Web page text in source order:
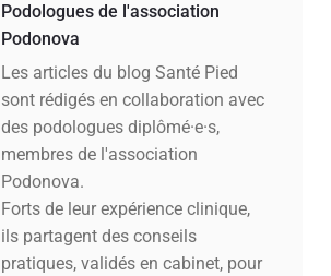
Podologues de l'association
Podonova
Les articles du blog Santé Pied
sont rédigés en collaboration avec
des podologues diplômé·e·s,
membres de l'association
Podonova.
Forts de leur expérience clinique,
ils partagent des conseils
pratiques, validés en cabinet, pour